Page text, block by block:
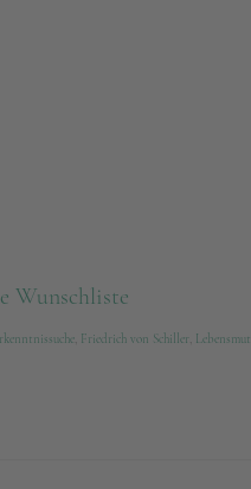
Wunschliste
, Friedrich von Schiller Lebensmut